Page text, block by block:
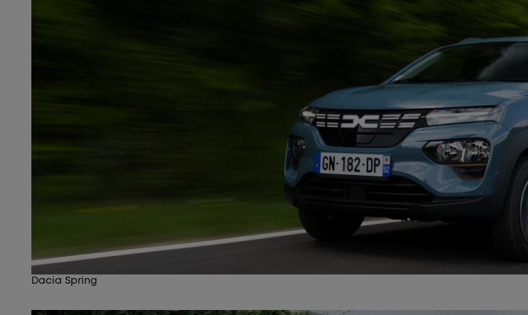
Dacia Spring